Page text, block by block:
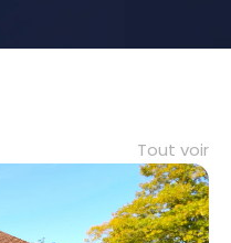
Tout voir